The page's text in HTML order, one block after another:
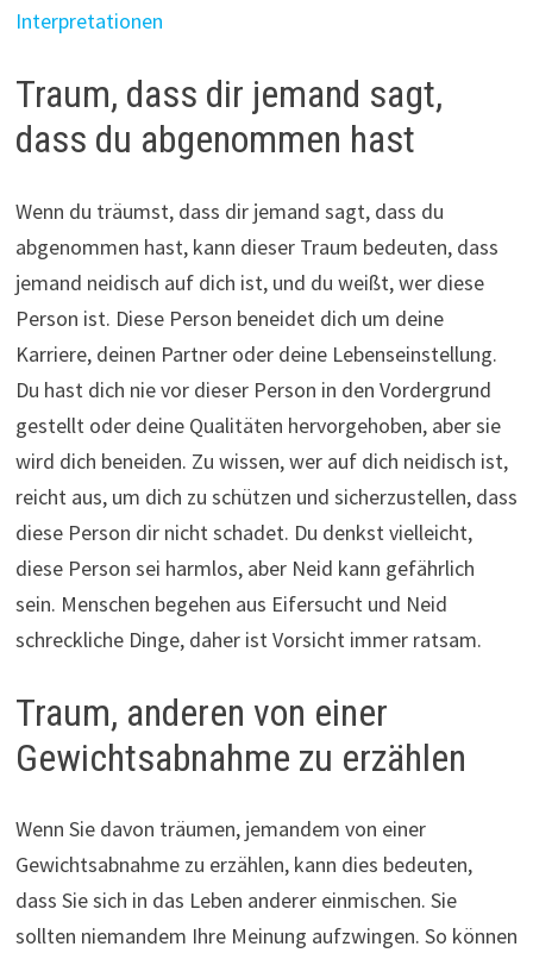
Interpretationen
Traum, dass dir jemand sagt,
dass du abgenommen hast
Wenn du träumst, dass dir jemand sagt, dass du
abgenommen hast, kann dieser Traum bedeuten, dass
jemand neidisch auf dich ist, und du weißt, wer diese
Person ist. Diese Person beneidet dich um deine
Karriere, deinen Partner oder deine Lebenseinstellung.
Du hast dich nie vor dieser Person in den Vordergrund
gestellt oder deine Qualitäten hervorgehoben, aber sie
wird dich beneiden. Zu wissen, wer auf dich neidisch ist,
reicht aus, um dich zu schützen und sicherzustellen, dass
diese Person dir nicht schadet. Du denkst vielleicht,
diese Person sei harmlos, aber Neid kann gefährlich
sein. Menschen begehen aus Eifersucht und Neid
schreckliche Dinge, daher ist Vorsicht immer ratsam.
Traum, anderen von einer
Gewichtsabnahme zu erzählen
Wenn Sie davon träumen, jemandem von einer
Gewichtsabnahme zu erzählen, kann dies bedeuten,
dass Sie sich in das Leben anderer einmischen. Sie
sollten niemandem Ihre Meinung aufzwingen. So können